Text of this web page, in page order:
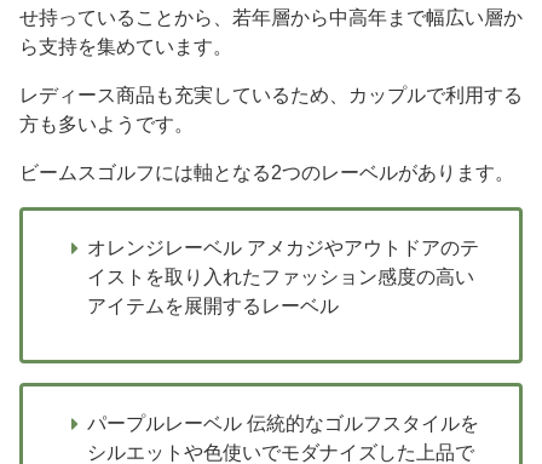
せ持っていることから、若年層から中高年まで幅広い層か
ら支持を集めています。
レディース商品も充実しているため、カップルで利用する
方も多いようです。
ビームスゴルフには軸となる2つのレーベルがあります。
オレンジレーベル アメカジやアウトドアのテ
イストを取り入れたファッション感度の高い
アイテムを展開するレーベル
パープルレーベル 伝統的なゴルフスタイルを
シルエットや色使いでモダナイズした上品で